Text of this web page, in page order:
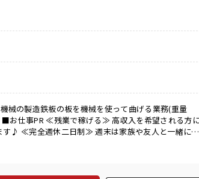
械の製造鉄板の板を機械を使って曲げる業務(重量
す♪ ≪完全週休二日制≫ 週末は家族や友人と一緒にプ
派手過ぎなければ髪型や髪色自由♪ (規定有)≪機